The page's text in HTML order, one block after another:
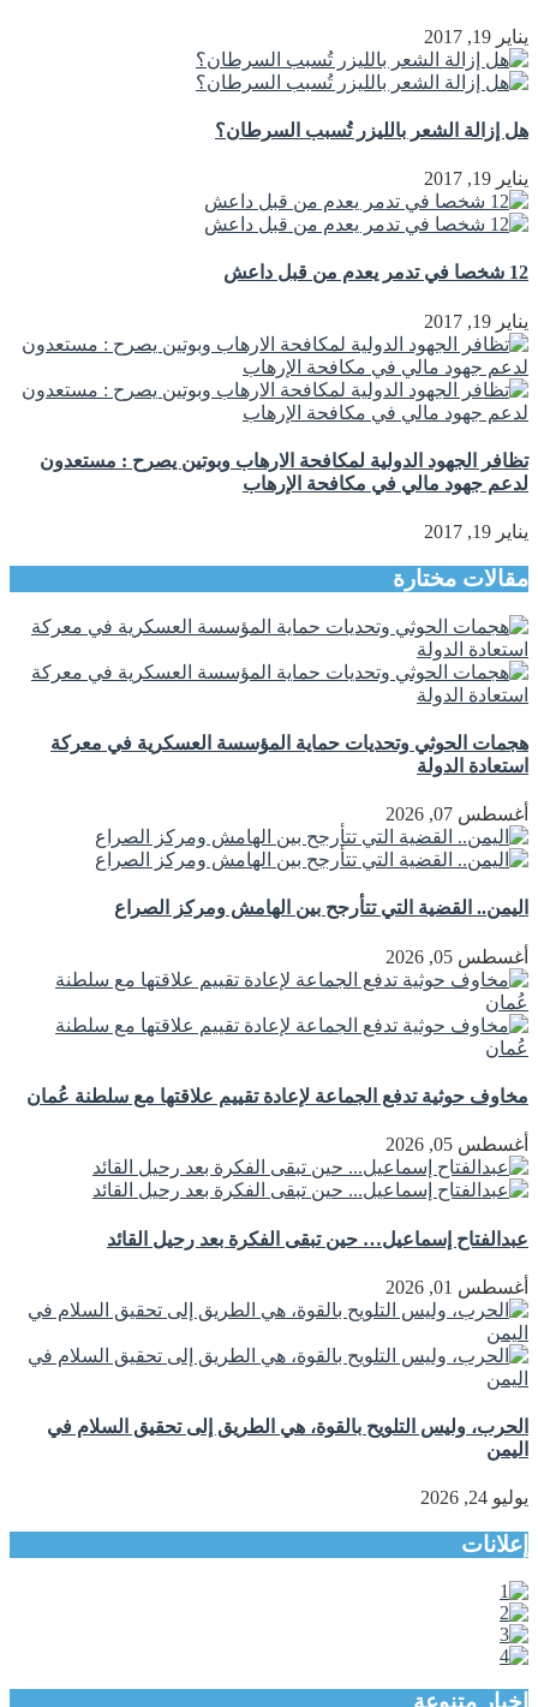
يناير 19, 2017
هل إزالة الشعر بالليزر تُسبب السرطان؟
يناير 19, 2017
12 شخصا في تدمر يعدم من قبل داعش
يناير 19, 2017
تظافر الجهود الدولية لمكافحة الارهاب وبوتين يصرح : مستعدون
لدعم جهود مالي في مكافحة الإرهاب
يناير 19, 2017
مقالات مختارة
هجمات الحوثي وتحديات حماية المؤسسة العسكرية في معركة
استعادة الدولة
أغسطس 07, 2026
اليمن.. القضية التي تتأرجح بين الهامش ومركز الصراع
أغسطس 05, 2026
مخاوف حوثية تدفع الجماعة لإعادة تقييم علاقتها مع سلطنة عُمان
أغسطس 05, 2026
عبدالفتاح إسماعيل… حين تبقى الفكرة بعد رحيل القائد
أغسطس 01, 2026
الحرب، وليس التلويح بالقوة، هي الطريق إلى تحقيق السلام في
اليمن
يوليو 24, 2026
إعلانات